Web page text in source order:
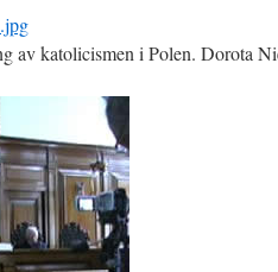
av katolicismen i Polen. Dorota